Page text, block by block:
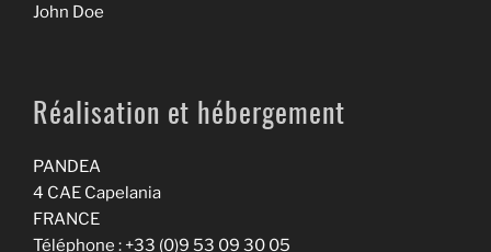
John Doe
Réalisation et hébergement
PANDEA
4 CAE Capelania
FRANCE
Téléphone : +33 (0)9 53 09 30 05